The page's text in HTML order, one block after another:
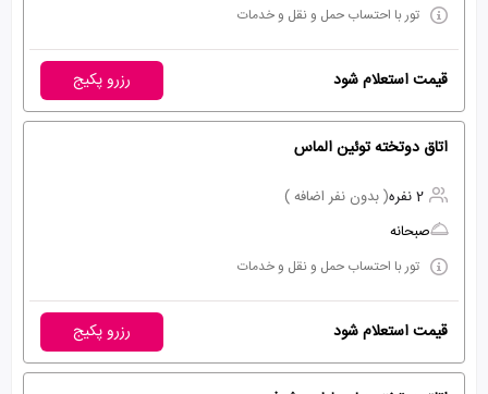
تور با احتساب حمل و نقل و خدمات
قیمت استعلام شود رزرو پکیج
اتاق دوتخته توئین الماس
2 نفره
( بدون نفر اضافه )
صبحانه
تور با احتساب حمل و نقل و خدمات
قیمت استعلام شود رزرو پکیج